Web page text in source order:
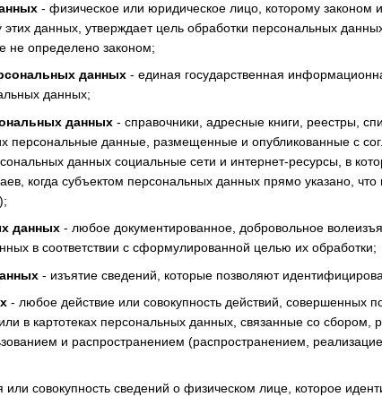
- физическое или юридическое лицо, которому законом
данных, утверждает цель обработки персональных
не определено законом;
данных - единая государственная
данных;
данных - справочники, адресные книги, реестры,
данные, размещенные и опубликованные с
данных социальные сети и интернет-ресурсы, в
когда субъектом персональных данных прямо указано,
данных - любое документированное, добровольное
в соответствии с сформулированной целью их обработки;
- изъятие сведений, которые позволяют
- любое действие или совокупность действий, совершенных
в картотеках персональных данных, связанные со сбором,
и распространением (распространением,
или совокупность сведений о физическом лице, которое